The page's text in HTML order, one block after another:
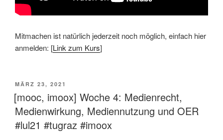
Mitmachen ist natürlich jederzeit noch möglich, einfach hier
anmelden: [Link zum Kurs]
VERÖFFENTLICHT
AM
MÄRZ 23, 2021
[mooc, imoox] Woche 4: Medienrecht,
Medienwirkung, Mediennutzung und OER
#lul21 #tugraz #imoox